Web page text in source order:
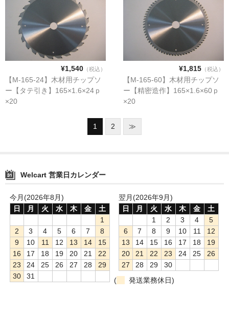
¥1,540（税込）
【M-165-24】木材用チップソ
ー【タテ引き】165×1.6×24ｐ
×20
¥1,815（税込）
【M-165-60】木材用チップソ
ー【精密造作】165×1.6×60ｐ
×20
1 2 ≫
Welcart 営業日カレンダー
今月(2026年8月)
日
月 火 水 木 金
土
1
2
3 4 5 6 7
8
9
10 11 12 13 14
15
16
17 18 19 20 21
22
23
24 25 26 27 28
29
30
31
翌月(2026年9月)
日
月 火 水 木 金
土
1
2 3 4
5
6
7 8 9 10 11
12
13
14 15 16 17 18
19
20
21 22 23 24 25
26
27
28 29
30
(
発送業務休日)